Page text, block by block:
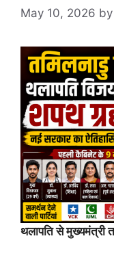
May 10, 2026 by
थलापति से मुख्यमंत्री